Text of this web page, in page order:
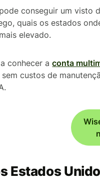
conseguir um visto
quais os estados
elevado.
conhecer aconta
custos de
Estados